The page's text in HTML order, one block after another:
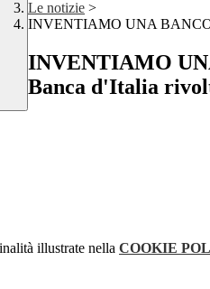
Le notizie >
INVENTIAMO UNA
INVENTIAMO
Banca d'Italia
illustrate nella COOKIE